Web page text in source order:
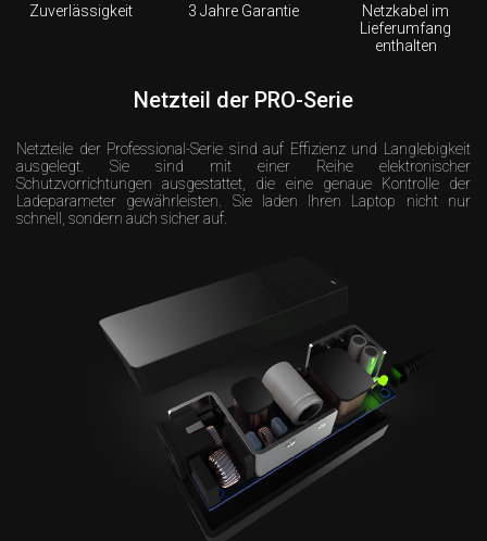
Zuverlässigkeit 3 Jahre Garantie
Netzkabel im
Lieferumfang
enthalten
Netzteil der PRO-Serie
Netzteile der Professional-Serie sind auf Effizienz und Langlebigkeit
ausgelegt. Sie sind mit einer Reihe elektronischer
Schutzvorrichtungen ausgestattet, die eine genaue Kontrolle der
Ladeparameter gewährleisten. Sie laden Ihren Laptop nicht nur
schnell, sondern auch sicher auf.